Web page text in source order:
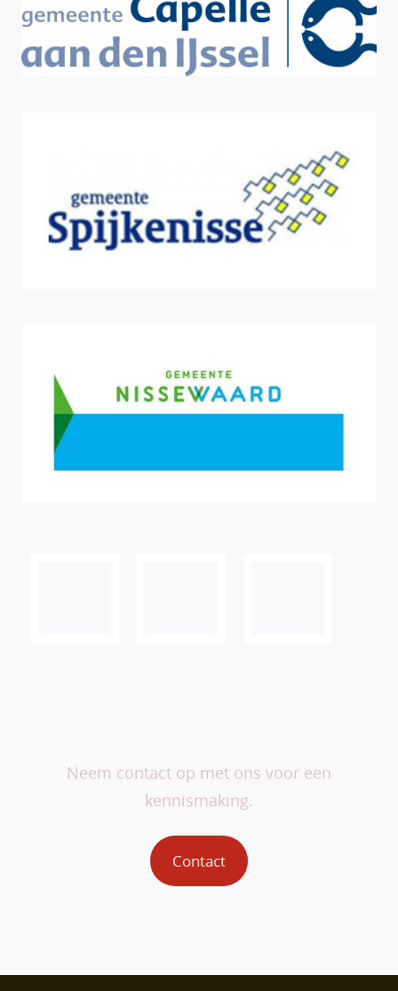
Neem contact op met ons voor een
kennismaking.
Contact